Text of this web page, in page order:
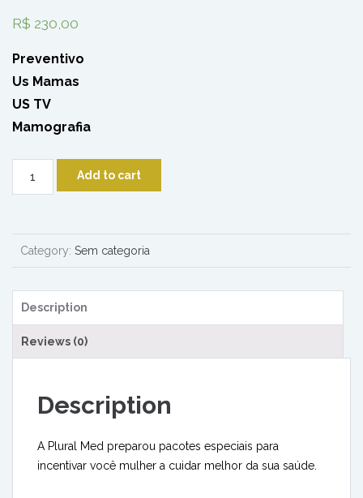
R$ 230,00
Preventivo
Us Mamas
US TV
Mamografia
quantity
Add to cart
Category: Sem categoria
Description
Reviews (0)
Description
A Plural Med preparou pacotes especiais para
incentivar você mulher a cuidar melhor da sua saúde.